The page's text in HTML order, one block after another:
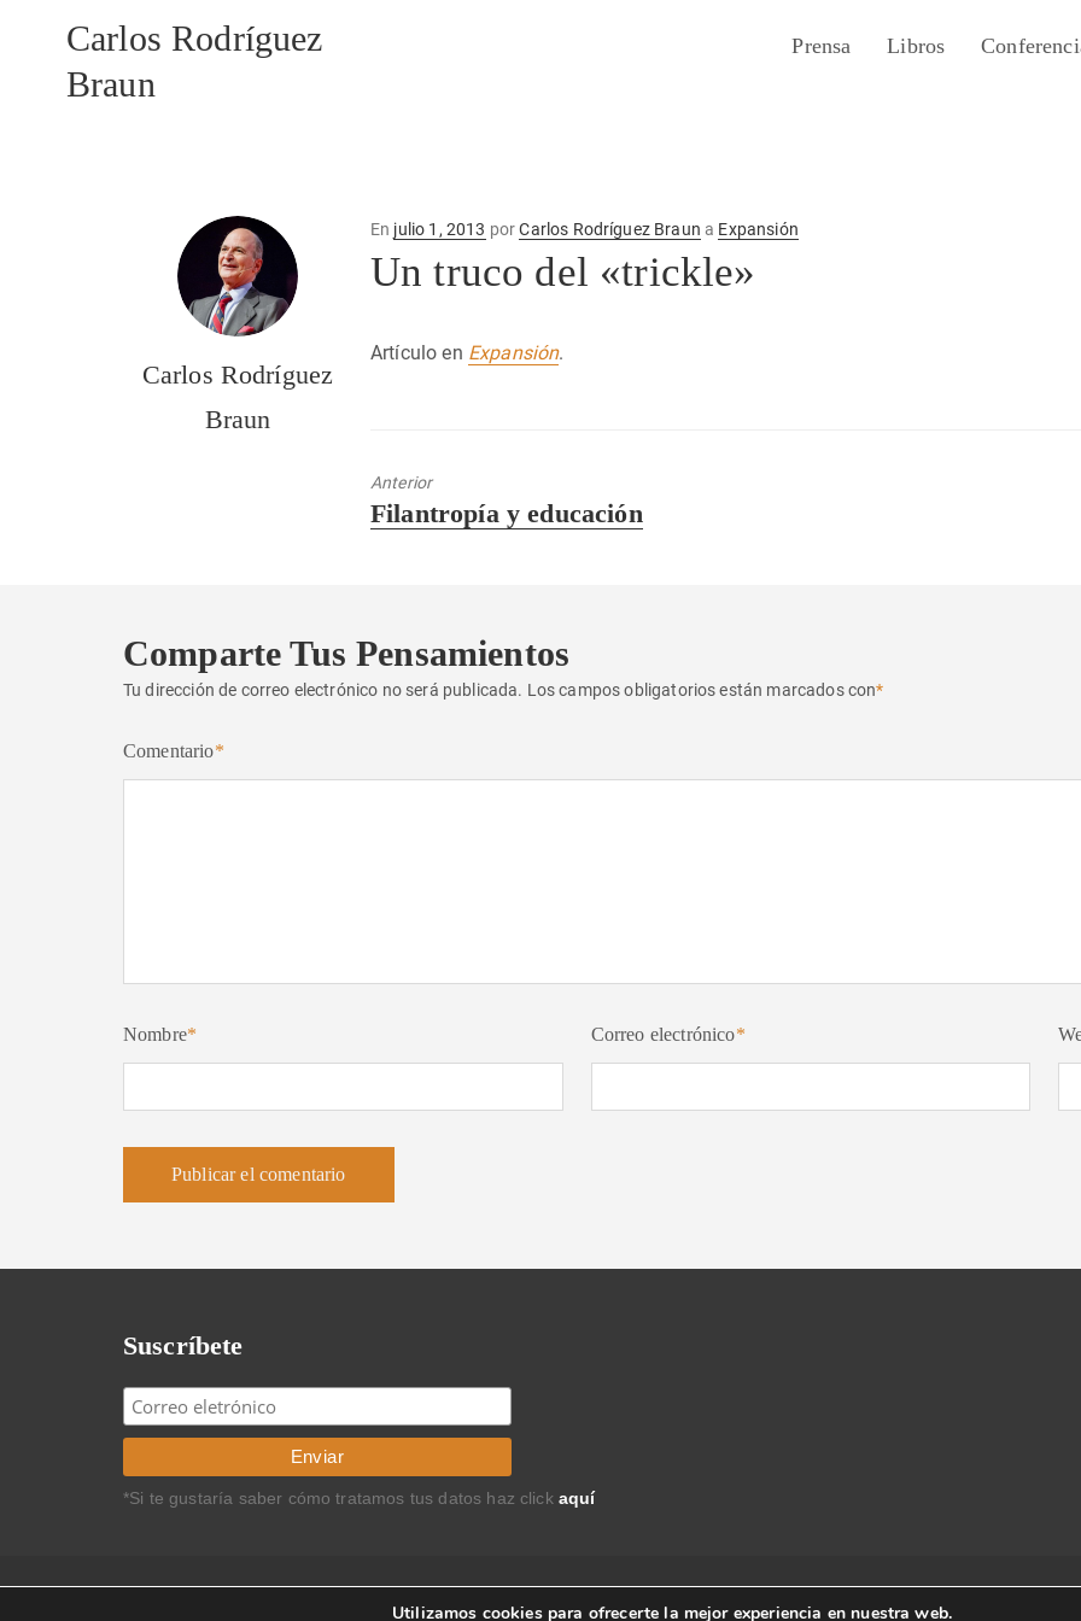
Carlos Rodríguez
Braun
Prensa Libros
Carlos Rodríguez
Braun
En Publicado
en
julio 1, 2013 porCarlos Rodríguez Braun a Expansión
Un truco del «trickle»
Artículo en Expansión.
Anterior
Entrada
Filantropía y educación
Comparte Tus Pensamientos
Tu dirección de correo electrónico no será publicada. Los campos obligatorios están marcados con*
Comentario*
Nombre* Correo electrónico*
Suscríbete
*Si te gustaría saber cómo tratamos tus datos haz click aquí
Copyright © 2013 Carlos Rodríguez Braun. Todos los derechos reservados.
Utilizamos cookies para ofrecerte la mejor experiencia en nuestra web.